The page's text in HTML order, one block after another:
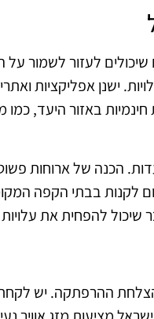
לעזור לשמור
ישנן אפליקציות
באזור היעד, כמו
הכנה של ארוחות
לקנות בבתי הקפה
שיכול להפחית את
ההרפתקה. יש